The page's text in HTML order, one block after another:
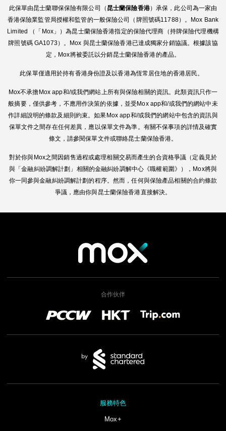
此保單由昆士蘭聯保保險有限公司（ 昆士蘭保險香港）承保，此公司為一家由
香港保險業監管局授權和監管的一般保險公司（牌照號碼11788）。Mox Bank
Limited （「Mox」）為昆士蘭保險香港指定的保險代理商（持牌保險代理機構
牌照號碼 GA1073）。Mox 與昆士蘭保險香港已達成獨家分銷協議。根據該協
定，Mox將被委託以分銷昆士蘭保險香港的產品。
此保單僅適用於持有香港身份證及以香港為恆常居住地的香港居民。
Mox不承擔Mox app和/或我們網站上所有與保險相關的資訊。此類資訊只作一
般摘要，僅供參考，不應用作決策的依據，並受Mox app和/或我們的網站中未
作詳細說明的條款及細則約束。如果Mox app和/或我們的網站中包含的資訊與
保單文件之間存在任何差異，應以保單文件為準。有關不保事項的詳情及確實
條文，請參閱保單文件或聯絡昆士蘭保險香港。
對於你與Mox之間因銷售過程或處理相關交易而產生的合資格爭議（定義見於
與「金融糾紛調解計劃」相關的金融糾紛調解中心《職權範圍》），Mox將與
你一同參與金融糾紛調解計劃的程序。然而，任何與保險產品相關的合約條款
爭議，應由你與昆士蘭保險香港直接解決。
合作伙伴
服務特色
Mox+